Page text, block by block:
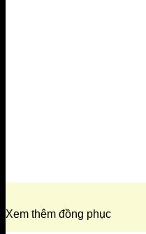
Xem thêm đồng phục